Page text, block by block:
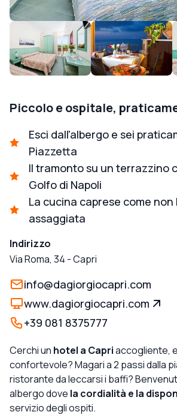
Piccolo e ospitale,
Esci dall'albergo e sei
Piazzetta
Il tramonto su un terrazzino
Golfo di Napoli
La cucina caprese come non
assaggiata
Indirizzo
Via Roma, 34 -Capri
info@dagiorgiocapri.com
www.dagiorgiocapri.com
+39 081 8375777
Cerchi un hotel a Capriaccogliente,
confortevole? Magari a 2 passi dalla
ristorante da leccarsi i baffi?
albergo dove la cordialità e la
servizio degli ospiti.